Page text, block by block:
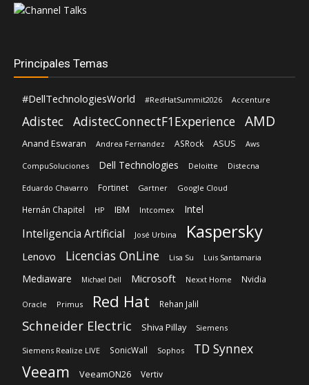
Principales Temas
#DellTechnologiesWorld #RedHatSummit2026 Accenture
Adistec AdistecConnectF1Experience AMD
Anand Eswaran Andrea Fernandez ASRock ASUS Aws
CompuSoluciones Dell Technologies Deloitte Distecna
Eduardo Chavarro Fortinet Gartner Google Cloud
Hernán Chapitel HP IBM Intcomex Intel
Inteligencia Artificial José Urbina Kaspersky
Lenovo Licencias OnLine Lisa Su Luis Santamaria
Mediaware Michael Dell Microsoft Nexxt Home Nvidia
Oracle Primus Red Hat Rehan Jalil
Schneider Electric Shiva Pillay Siemens
Siemens Realize LIVE SonicWall Sophos TD Synnex
Veeam VeeamON26 Vertiv